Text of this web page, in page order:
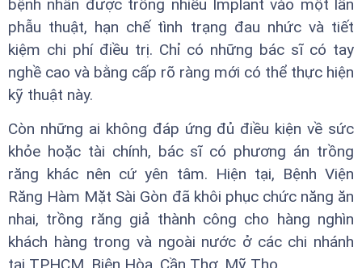
bệnh nhân được trồng nhiều Implant vào một lần
phẫu thuật, hạn chế tình trạng đau nhức và tiết
kiệm chi phí điều trị. Chỉ có những bác sĩ có tay
nghề cao và bằng cấp rõ ràng mới có thể thực hiện
kỹ thuật này.
Còn những ai không đáp ứng đủ điều kiện về sức
khỏe hoặc tài chính, bác sĩ có phương án trồng
răng khác nên cứ yên tâm. Hiện tại, Bệnh Viện
Răng Hàm Mặt Sài Gòn đã khôi phục chức năng ăn
nhai, trồng răng giả thành công cho hàng nghìn
khách hàng trong và ngoài nước ở các chi nhánh
tại TPHCM, Biên Hòa, Cần Thơ, Mỹ Tho,...